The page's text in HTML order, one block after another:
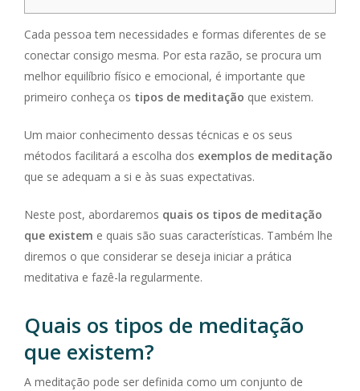
Cada pessoa tem necessidades e formas diferentes de se
conectar consigo mesma. Por esta razão, se procura um
melhor equilíbrio físico e emocional, é importante que
primeiro conheça os tipos de meditação que existem.
Um maior conhecimento dessas técnicas e os seus
métodos facilitará a escolha dos exemplos de meditação
que se adequam a si e às suas expectativas.
Neste post, abordaremos quais os tipos de meditação
que existem e quais são suas características. Também lhe
diremos o que considerar se deseja iniciar a prática
meditativa e fazê-la regularmente.
Quais os tipos de meditação
que existem?
A meditação pode ser definida como um conjunto de